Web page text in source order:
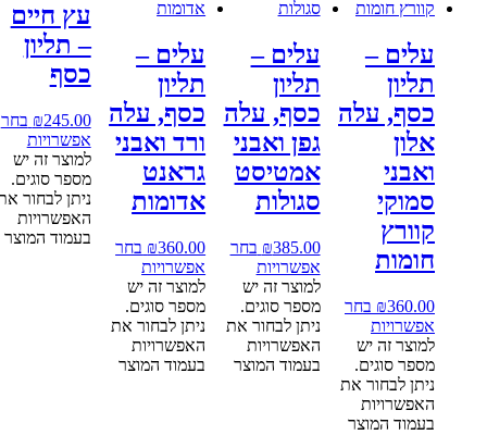
עלים –
תליון
כסף, עלה
אלון
ואבני
סמוקי
קוורץ
חומות
₪360.00
בחר
אפשרויות
למוצר זה יש
מספר סוגים.
ניתן לבחור את
האפשרויות
בעמוד המוצר
עלים –
תליון
כסף, עלה
גפן ואבני
אמטיסט
סגולות
₪385.00
בחר
אפשרויות
למוצר זה יש
מספר סוגים.
ניתן לבחור את
האפשרויות
בעמוד המוצר
עלים –
תליון
כסף, עלה
ורד ואבני
גראנט
אדומות
₪360.00
בחר
אפשרויות
למוצר זה יש
מספר סוגים.
ניתן לבחור את
האפשרויות
בעמוד המוצר
עץ חיים
– תליון
כסף
₪245.00
בחר
אפשרויות
למוצר זה יש
מספר סוגים.
ניתן לבחור את
האפשרויות
בעמוד המוצר